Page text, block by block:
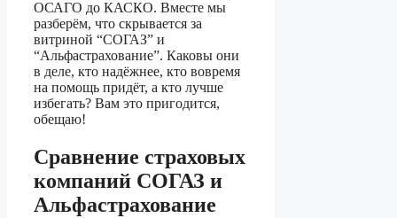
ОСАГО до КАСКО. Вместе мы
разберём, что скрывается за
витриной “СОГАЗ” и
“Альфастрахование”. Каковы они
в деле, кто надёжнее, кто вовремя
на помощь придёт, а кто лучше
избегать? Вам это пригодится,
обещаю!
Сравнение страховых
компаний СОГАЗ и
Альфастрахование